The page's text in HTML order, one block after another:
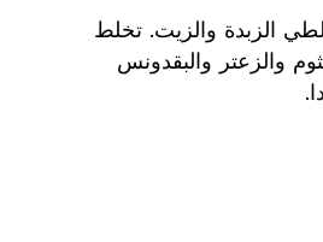
الزبدة والزيت. تخلط
والزعتر والبقدونس